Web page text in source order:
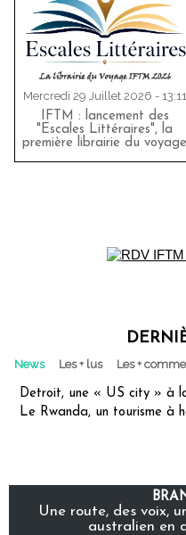
Mercredi 29 Juillet 2026 - 13:11
IFTM : lancement des
"Escales Littéraires", la
première librairie du voyage
News Les + lus Les +
Detroit, une « US city » à
Le Rwanda, un tourisme à
Une route, des voix,
australien en